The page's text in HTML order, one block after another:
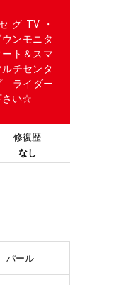
グTV・
ンモニタ
ト＆スマ
チセンタ
ライダー
さい☆
修復歴
なし
パール